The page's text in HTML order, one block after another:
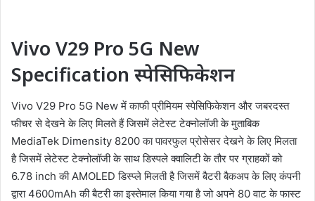
Vivo V29 Pro 5G New
Specification स्पेसिफिकेशन
Vivo V29 Pro 5G New में काफी प्रीमियम स्पेसिफिकेशन और जबरदस्त
फीचर से देखने के लिए मिलते हैं जिसमें लेटेस्ट टेक्नोलॉजी के मुताबिक
MediaTek Dimensity 8200 का पावरफुल प्रोसेसर देखने के लिए मिलता
है जिसमें लेटेस्ट टेक्नोलॉजी के साथ डिस्पले क्वालिटी के तौर पर ग्राहकों को
6.78 inch की AMOLED डिस्प्ले मिलती है जिसमें बैटरी बैकअप के लिए कंपनी
द्वारा 4600mAh की बैटरी का इस्तेमाल किया गया है जो अपने 80 वाट के फास्ट